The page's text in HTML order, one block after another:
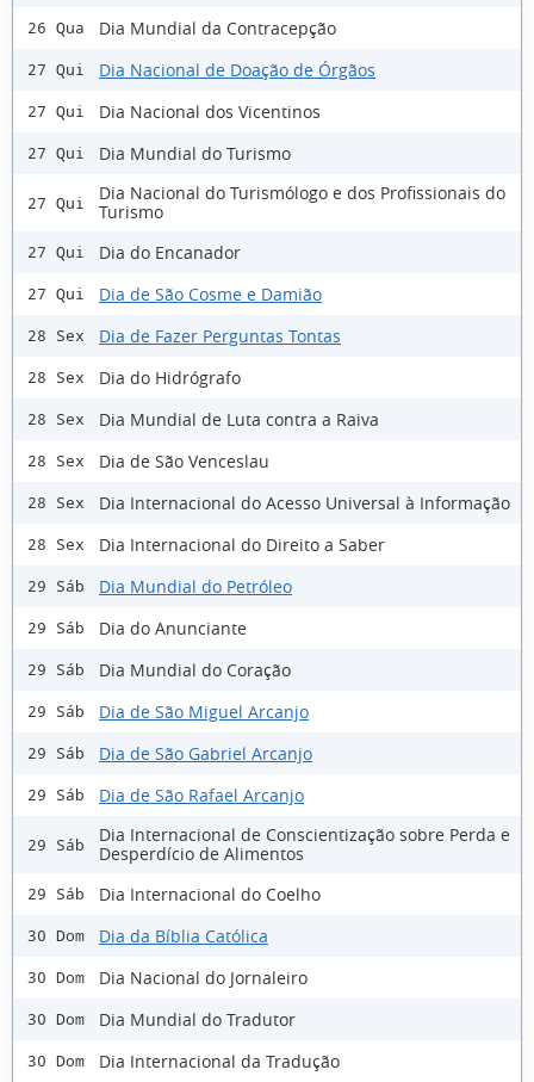
26 Qua Dia Mundial da Contracepção
27 Qui Dia Nacional de Doação de Órgãos
27 Qui Dia Nacional dos Vicentinos
27 Qui Dia Mundial do Turismo
27 Qui
Dia Nacional do Turismólogo e dos Profissionais do
Turismo
27 Qui Dia do Encanador
27 Qui Dia de São Cosme e Damião
28 Sex Dia de Fazer Perguntas Tontas
28 Sex Dia do Hidrógrafo
28 Sex Dia Mundial de Luta contra a Raiva
28 Sex Dia de São Venceslau
28 Sex Dia Internacional do Acesso Universal à Informação
28 Sex Dia Internacional do Direito a Saber
29 Sáb Dia Mundial do Petróleo
29 Sáb Dia do Anunciante
29 Sáb Dia Mundial do Coração
29 Sáb Dia de São Miguel Arcanjo
29 Sáb Dia de São Gabriel Arcanjo
29 Sáb Dia de São Rafael Arcanjo
29 Sáb
Dia Internacional de Conscientização sobre Perda e
Desperdício de Alimentos
29 Sáb Dia Internacional do Coelho
30 Dom Dia da Bíblia Católica
30 Dom Dia Nacional do Jornaleiro
30 Dom Dia Mundial do Tradutor
30 Dom Dia Internacional da Tradução